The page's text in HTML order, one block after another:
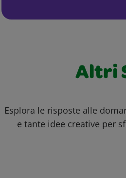
Altri
Esplora le risposte alle
e tante idee creative per